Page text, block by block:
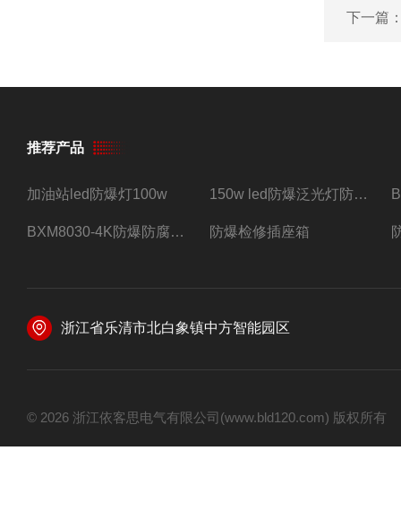
下一篇
推荐产品
加油站led防爆灯100w 150w led防爆泛光灯防水防尘防爆三防灯
BXM8030-4K防爆防腐照明配电箱四路带总开关 防爆检修插座箱
浙江省乐清市北白象镇中方智能园区
© 2026 浙江依客思电气有限公司(www.bld120.com) 版权所有